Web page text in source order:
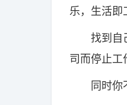
乐，生活即
找到自己
司而停止工
同时你不